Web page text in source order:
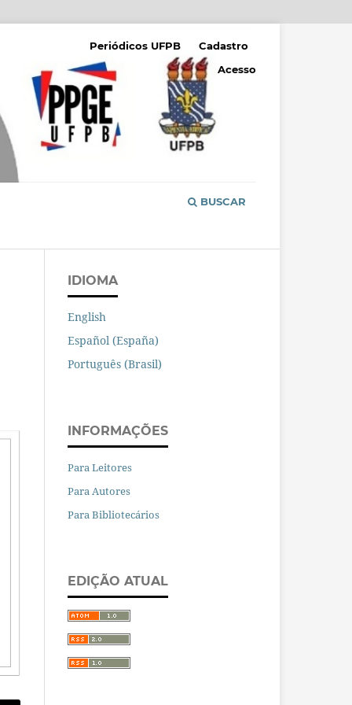
BUSCAR
Periódicos UFPB
Cadastro
Acesso
IDIOMA
English
Español (España)
Português (Brasil)
INFORMAÇÕES
Para Leitores
Para Autores
Para Bibliotecários
EDIÇÃO ATUAL